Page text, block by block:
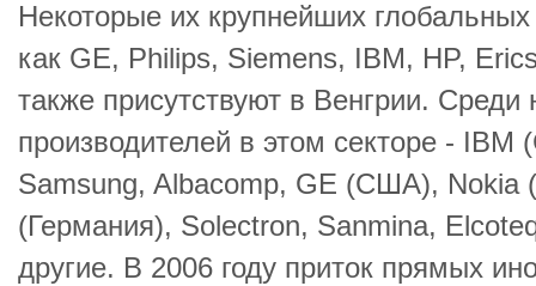
Некоторые их крупнейших
как GE, Philips, Siemens, IBM, HP,
также присутствуют в Венгрии. Среди
производителей в этом секторе -
Samsung, Albacomp, GE (США), Nokia
(Германия), Solectron, Sanmina,
другие. В 2006 году приток прямых